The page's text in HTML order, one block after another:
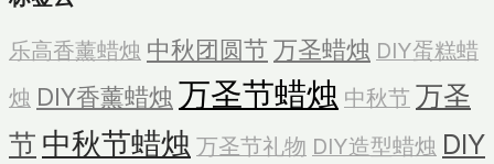
淋
蜡
烛
乐高香薰蜡烛 中秋团圆节 万圣蜡烛 DIY蛋糕蜡
烛 DIY香薰蜡烛 万圣节蜡烛 中秋节 万圣
节 中秋节蜡烛 万圣节礼物 DIY造型蜡烛 DIY